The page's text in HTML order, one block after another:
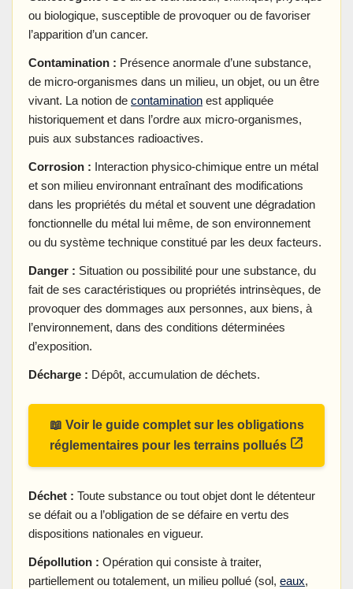
ou biologique, susceptible de provoquer ou de favoriser
l’apparition d’un cancer.
Contamination : Présence anormale d’une substance,
de micro-organismes dans un milieu, un objet, ou un être
vivant. La notion de contamination est appliquée
historiquement et dans l’ordre aux micro-organismes,
puis aux substances radioactives.
Corrosion : Interaction physico-chimique entre un métal
et son milieu environnant entraînant des modifications
dans les propriétés du métal et souvent une dégradation
fonctionnelle du métal lui même, de son environnement
ou du système technique constitué par les deux facteurs.
Danger : Situation ou possibilité pour une substance, du
fait de ses caractéristiques ou propriétés intrinsèques, de
provoquer des dommages aux personnes, aux biens, à
l’environnement, dans des conditions déterminées
d’exposition.
Décharge : Dépôt, accumulation de déchets.
📖 Voir le guide complet sur les obligations
réglementaires pour les terrains pollués
Déchet : Toute substance ou tout objet dont le détenteur
se défait ou a l’obligation de se défaire en vertu des
dispositions nationales en vigueur.
Dépollution : Opération qui consiste à traiter,
partiellement ou totalement, un milieu pollué (sol, eaux,